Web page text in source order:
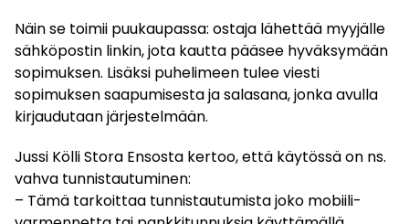
Näin se toimii puukaupassa: ostaja lähettää myyjälle
sähköpostin linkin, jota kautta pääsee hyväksymään
sopimuksen. Lisäksi puhelimeen tulee viesti
sopimuksen saapumisesta ja salasana, jonka avulla
kirjaudutaan järjestelmään.
Jussi Kölli Stora Ensosta kertoo, että käytössä on ns.
vahva tunnistautuminen:
– Tämä tarkoittaa tunnistautumista joko mobiili­